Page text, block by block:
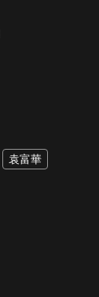
袁富華